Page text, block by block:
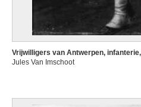
Vrijwilligers van Antwerpen,
Jules Van Imschoot